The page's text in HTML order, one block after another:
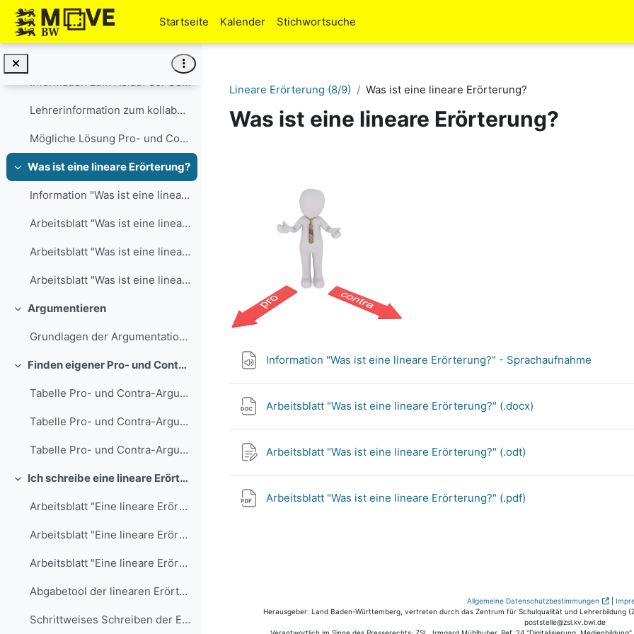
Zum Hauptinhalt
Startseite
Kalender Stichwortsuche
Forum für die Ergebnisse und die gegenseitige Beurteilung
Einklappen
Informationen für die Lehrkraft
Information zum Ablauf der Sequenz
Lehrerinformation zum kollaborativen Schreiben
Mögliche Lösung Pro- und Contra-Argumente
Einklappen
Was ist eine lineare Erörterung?
Information "Was ist eine lineare Erörterung?" - Sprachaufnahme
Arbeitsblatt "Was ist eine lineare Erörterung?" (.docx)
Arbeitsblatt "Was ist eine lineare Erörterung?" (.odt)
Arbeitsblatt "Was ist eine lineare Erörterung?" (.pdf)
Einklappen
Argumentieren
Grundlagen der Argumentation (ivi-Education, 4.56 min)
Einklappen Finden eigener Pro- und Contra-Argumente
Tabelle Pro- und Contra-Argumente (.docx)
Tabelle Pro- und Contra-Argumente (.odt)
Tabelle Pro- und Contra-Argumente (.pdf)
Einklappen Ich schreibe eine lineare Erörterung
Arbeitsblatt "Eine lineare Erörterung schreiben" (.docx)
Arbeitsblatt "Eine lineare Erörterung schreiben" (.pdf)
Arbeitsblatt "Eine lineare Erörterung schreiben" (.odt)
Abgabetool der linearen Erörterung
Schrittweises Schreiben der Erörterung (.docx)
Lineare Erörterung (8/9) Was ist eine lineare Erörterung?
Was ist eine lineare Erörterung?
Information "Was ist eine lineare Erörterung?" - Sprachaufnahme
Arbeitsblatt "Was ist eine lineare Erörterung?" (.docx)
Arbeitsblatt "Was ist eine lineare Erörterung?" (.odt)
Arbeitsblatt "Was ist eine lineare Erörterung?" (.pdf)
Allgemeine Datenschutzbestimmungen
Herausgeber: Land Baden-Württemberg, vertreten durch das Zentrum für Schulqualität und Lehrerbildung
poststelle@zsl.kv.bwl.de